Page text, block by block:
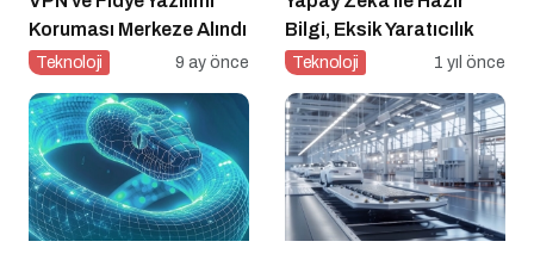
Koruması Merkeze Alındı
Teknoloji 9 ay önce
Bilgi, Eksik Yaratıcılık
Teknoloji 1 yıl önce